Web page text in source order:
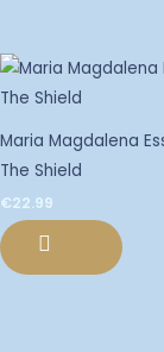
Maria Magdalena
The Shield
€22.99